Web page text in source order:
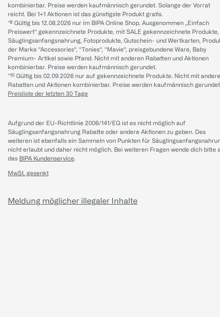
kombinierbar. Preise werden kaufmännisch gerundet. Solange der Vorrat
reicht. Bei 1+1 Aktionen ist das günstigste Produkt gratis.
*⁸ Gültig bis 12.08.2026 nur im BIPA Online Shop. Ausgenommen „Einfach
Preiswert“ gekennzeichnete Produkte, mit SALE gekennzeichnete Produkte,
Säuglingsanfangsnahrung, Fotoprodukte, Gutschein- und Wertkarten,
der Marke “Accessories“, “Tonies“, “Mavie“, preisgebundene Ware, Baby
Premium- Artikel sowie Pfand. Nicht mit anderen Rabatten und Aktionen
kombinierbar. Preise werden kaufmännisch gerundet.
*¹⁰ Gültig bis 02.09.2026 nur auf gekennzeichnete Produkte. Nicht mit
Rabatten und Aktionen kombinierbar. Preise werden kaufmännisch
Preisliste der letzten 30 Tage
Aufgrund der EU-Richtlinie 2006/141/EG ist es nicht möglich auf
Säuglingsanfangsnahrung Rabatte oder andere Aktionen zu geben. Des
weiteren ist ebenfalls ein Sammeln von Punkten für
nicht erlaubt und daher nicht möglich. Bei weiteren Fragen wende dich bitte
das BIPA Kundenservice.
MwSt. gesenkt
Meldung möglicher illegaler Inhalte